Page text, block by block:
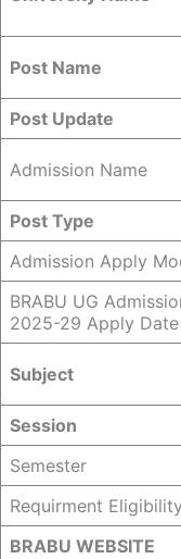
Post Name
Post Update
Admission Name
Post Type
Admission Apply
BRABU UG
2025-29 Apply Date
Subject
Session
Semester
Requirment Eligibility
BRABU WEBSITE